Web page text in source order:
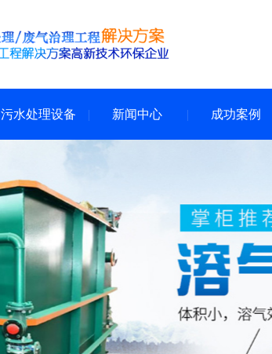
污水处理设备 新闻中心 成功案例